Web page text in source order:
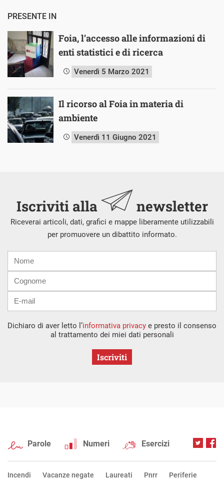
PRESENTE IN
Foia, l’accesso alle informazioni di
enti statistici e di ricerca
Venerdì 5 Marzo 2021
Il ricorso al Foia in materia di
ambiente
Venerdì 11 Giugno 2021
Iscriviti alla newsletter
Riceverai articoli, dati, grafici e mappe liberamente utilizzabili
per promuovere un dibattito informato.
mail
Dichiaro di aver letto l’informativa privacy e presto il consenso
al trattamento dei miei dati personali
Iscriviti
Parole Numeri Esercizi
Incendi Vacanze negate Laureati Pnrr Periferie